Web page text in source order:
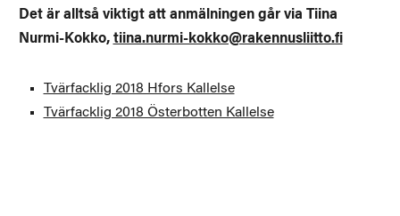
Det är alltså viktigt att anmälningen går via Tiina
Nurmi-Kokko, tiina.nurmi-kokko@rakennusliitto.fi
Tvärfacklig 2018 Hfors Kallelse
Tvärfacklig 2018 Österbotten Kallelse